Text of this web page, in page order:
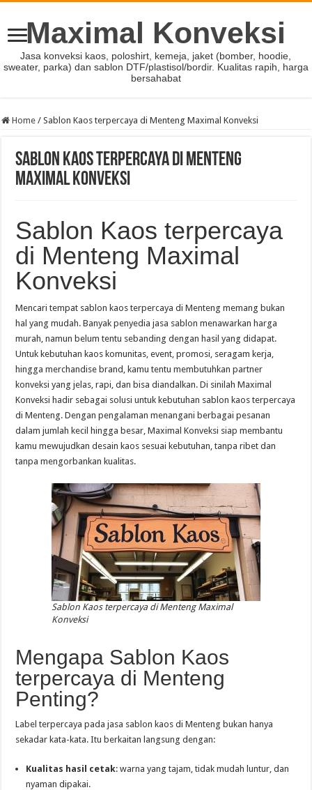
Maximal Konveksi
Jasa konveksi kaos, poloshirt, kemeja, jaket (bomber, hoodie,
sweater, parka) dan sablon DTF/plastisol/bordir. Kualitas rapih, harga
bersahabat
Home / Sablon Kaos terpercaya di Menteng Maximal Konveksi
Sablon Kaos terpercaya di Menteng
Maximal Konveksi
Sablon Kaos terpercaya
di Menteng Maximal
Konveksi
Mencari tempat sablon kaos terpercaya di Menteng memang bukan
hal yang mudah. Banyak penyedia jasa sablon menawarkan harga
murah, namun belum tentu sebanding dengan hasil yang didapat.
Untuk kebutuhan kaos komunitas, event, promosi, seragam kerja,
hingga merchandise brand, kamu tentu membutuhkan partner
konveksi yang jelas, rapi, dan bisa diandalkan. Di sinilah Maximal
Konveksi hadir sebagai solusi untuk kebutuhan sablon kaos terpercaya
di Menteng. Dengan pengalaman menangani berbagai pesanan
dalam jumlah kecil hingga besar, Maximal Konveksi siap membantu
kamu mewujudkan desain kaos sesuai kebutuhan, tanpa ribet dan
tanpa mengorbankan kualitas.
Sablon Kaos terpercaya di Menteng Maximal
Konveksi
Mengapa Sablon Kaos
terpercaya di Menteng
Penting?
Label terpercaya pada jasa sablon kaos di Menteng bukan hanya
sekadar kata-kata. Itu berkaitan langsung dengan:
Kualitas hasil cetak: warna yang tajam, tidak mudah luntur, dan
nyaman dipakai.